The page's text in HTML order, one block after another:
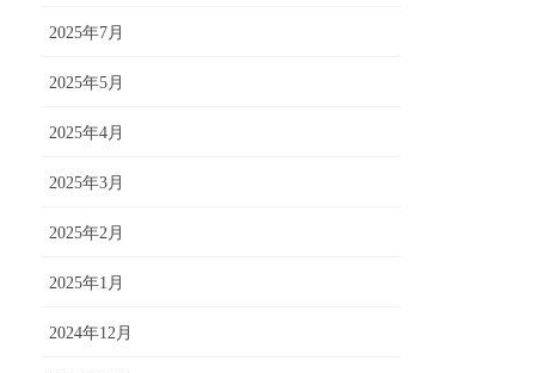
2025年7月
2025年5月
2025年4月
2025年3月
2025年2月
2025年1月
2024年12月